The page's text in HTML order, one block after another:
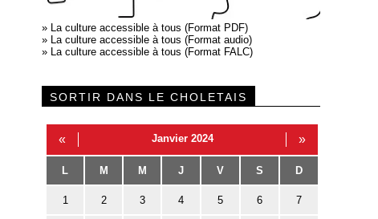
» La culture accessible à tous (Format PDF)
» La culture accessible à tous (Format audio)
» La culture accessible à tous (Format FALC)
SORTIR DANS LE CHOLETAIS
« Janvier 2024 »
L M M J V S D
1 2 3 4 5 6 7